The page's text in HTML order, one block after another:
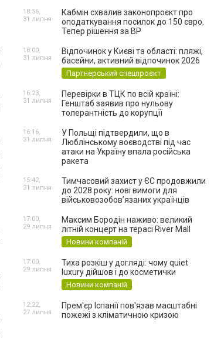
Кабмін схвалив законопроєкт про
оподаткування посилок до 150 євро.
Тепер рішення за ВР
18:56,
31 липня
Відпочинок у Києві та області: пляжі,
басейни, активний відпочинок 2026
Партнерський спецпроєкт
18:00,
31 липня
Перевірки в ТЦК по всій країні:
Генштаб заявив про нульову
толерантність до корупції
16:23,
31 липня
У Польщі підтвердили, що в
Люблінському воєводстві під час
атаки на Україну впала російська
ракета
16:16,
31 липня
Тимчасовий захист у ЄС продовжили
до 2028 року: нові вимоги для
військовозобов’язаних українців
15:42,
31 липня
Максим Бородін наживо: великий
літній концерт на терасі River Mall
Новини компаній
17:00,
29 липня
Тиха розкіш у догляді: чому quiet
luxury дійшов і до косметички
Новини компаній
17:00,
29 липня
Прем'єр Іспанії пов'язав масштабні
пожежі з кліматичною кризою
12:22,
27 липня